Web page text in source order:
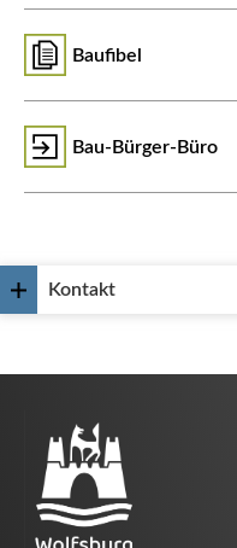
Baufibel
Bau-Bürger-Büro
Kontakt